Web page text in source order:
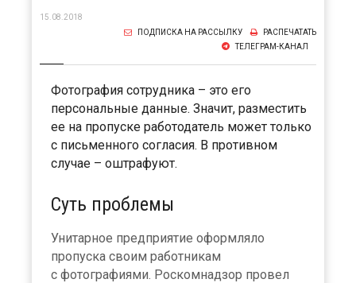
15.08.2018
РАСПЕЧАТАТЬ
ПОДПИСКА НА РАССЫЛКУ
ТЕЛЕГРАМ-КАНАЛ
Фотография сотрудника – это его
персональные данные. Значит, разместить
ее на пропуске работодатель может только
с письменного согласия. В противном
случае – оштрафуют.
Суть проблемы
Унитарное предприятие оформляло
пропуска своим работникам
с фотографиями. Роскомнадзор провел